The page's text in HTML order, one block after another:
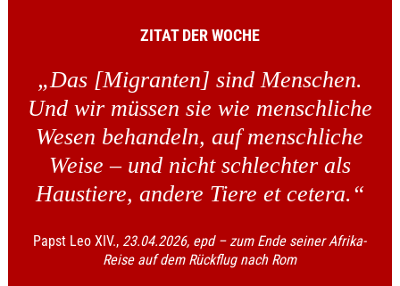
ZITAT DER WOCHE
„Das [Migranten] sind Menschen.
Und wir müssen sie wie menschliche
Wesen behandeln, auf menschliche
Weise – und nicht schlechter als
Haustiere, andere Tiere et cetera.“
Papst Leo XIV., 23.04.2026, epd – zum Ende seiner Afrika-
Reise auf dem Rückflug nach Rom